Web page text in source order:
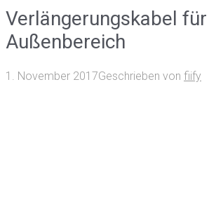
Verlängerungskabel
Außenbereich
1. November 2017Geschrieben von fiify